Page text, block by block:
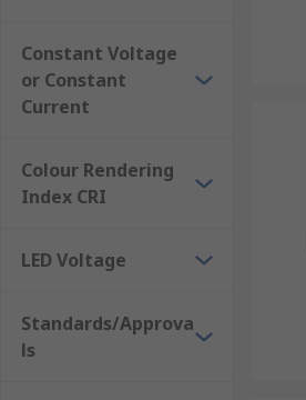
Constant Voltage
or Constant
Current
Colour Rendering
Index CRI
LED Voltage
Standards/Approva
ls